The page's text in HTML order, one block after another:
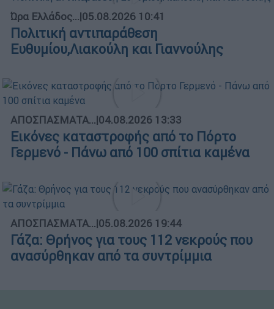
Ώρα Ελλάδος...|05.08.2026 10:41
Πολιτική αντιπαράθεση
Ευθυμίου,Λιακούλη και Γιαννούλης
ΑΠΟΣΠΑΣΜΑΤΑ...|04.08.2026 13:33
Εικόνες καταστροφής από το Πόρτο
Γερμενό - Πάνω από 100 σπίτια καμένα
ΑΠΟΣΠΑΣΜΑΤΑ...|05.08.2026 19:44
Γάζα: Θρήνος για τους 112 νεκρούς που
ανασύρθηκαν από τα συντρίμμια